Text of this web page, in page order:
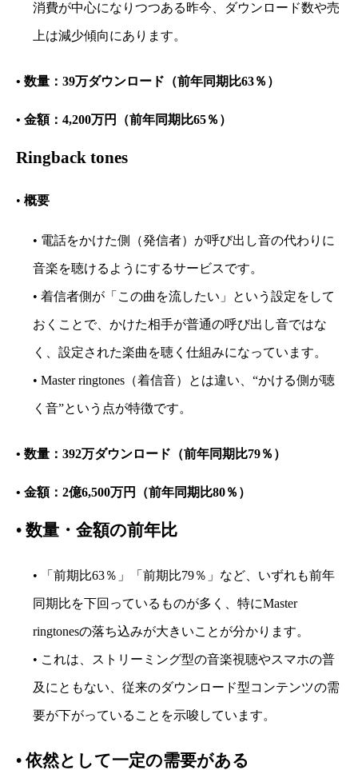
消費が中心になりつつある昨今、ダウンロード数や売
上は減少傾向にあります。
• 数量：39万ダウンロード（前年同期比63％）
• 金額：4,200万円（前年同期比65％）
Ringback tones
• 概要
• 電話をかけた側（発信者）が呼び出し音の代わりに
音楽を聴けるようにするサービスです。
• 着信者側が「この曲を流したい」という設定をして
おくことで、かけた相手が普通の呼び出し音ではな
く、設定された楽曲を聴く仕組みになっています。
• Master ringtones（着信音）とは違い、“かける側が聴
く音”という点が特徴です。
• 数量：392万ダウンロード（前年同期比79％）
• 金額：2億6,500万円（前年同期比80％）
• 数量・金額の前年比
• 「前期比63％」「前期比79％」など、いずれも前年
同期比を下回っているものが多く、特にMaster
ringtonesの落ち込みが大きいことが分かります。
• これは、ストリーミング型の音楽視聴やスマホの普
及にともない、従来のダウンロード型コンテンツの需
要が下がっていることを示唆しています。
• 依然として一定の需要がある